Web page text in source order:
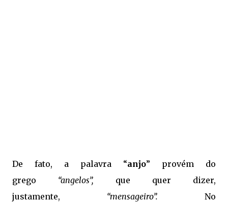
De fato, a palavra “anjo” provém do
grego “angelos”, que quer dizer,
justamente, “mensageiro”. No